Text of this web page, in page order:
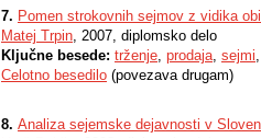
7. Pomen strokovnih sejmov z vidika
Matej Trpin, 2007, diplomsko delo
Ključne besede: trženje, prodaja, sejmi
Celotno besedilo (povezava drugam)
8. Analiza sejemske dejavnosti v